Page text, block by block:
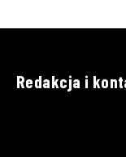
Redakcja i